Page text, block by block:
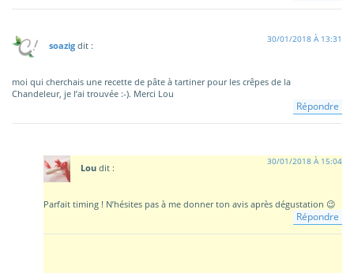
soazig dit :
30/01/2018 À 13:31
moi qui cherchais une recette de pâte à tartiner pour les crêpes de la
Chandeleur, je l’ai trouvée :-). Merci Lou
Répondre
Lou dit :
30/01/2018 À 15:04
Parfait timing ! N’hésites pas à me donner ton avis après dégustation 😉
Répondre